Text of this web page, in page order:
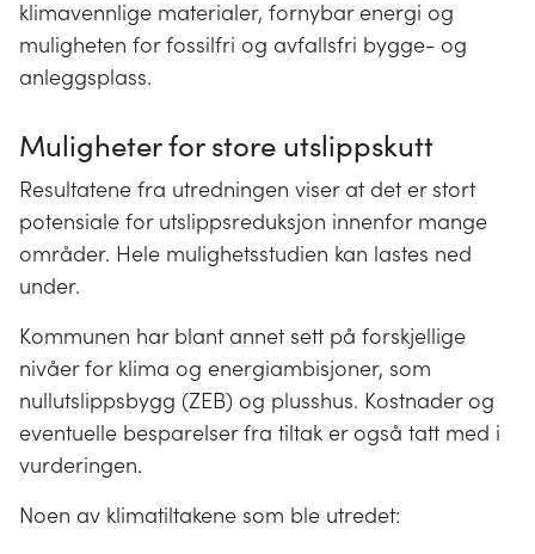
klimavennlige materialer, fornybar energi og
muligheten for fossilfri og avfallsfri bygge- og
anleggsplass.
Muligheter for store utslippskutt
Resultatene fra utredningen viser at det er stort
potensiale for utslippsreduksjon innenfor mange
områder. Hele mulighetsstudien kan lastes ned
under.
Kommunen har blant annet sett på forskjellige
nivåer for klima og energiambisjoner, som
nullutslippsbygg (ZEB) og plusshus. Kostnader og
eventuelle besparelser fra tiltak er også tatt med i
vurderingen.
Noen av klimatiltakene som ble utredet: